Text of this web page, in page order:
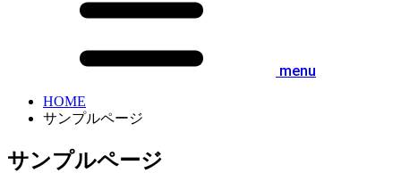
menu
HOME
サンプルページ
サンプルページ